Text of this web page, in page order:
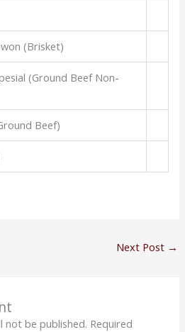
(Brisket)
(Ground Beef Non-
Beef)
Next Post →
not be published. Required